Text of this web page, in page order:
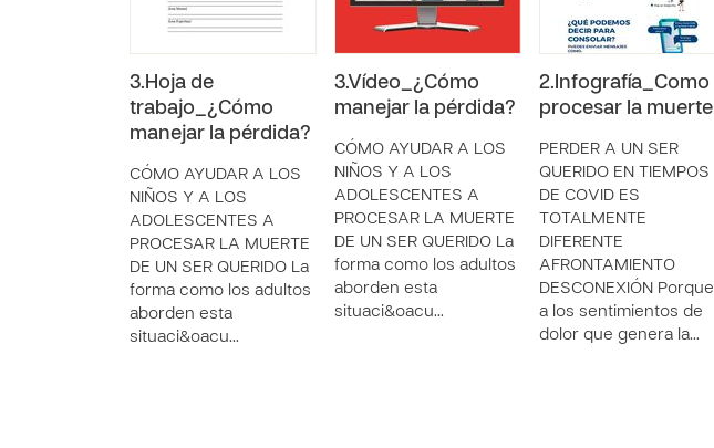
3.Hoja de
trabajo_¿Cómo
manejar la pérdida?
CÓMO AYUDAR A LOS
NIÑOS Y A LOS
ADOLESCENTES A
PROCESAR LA MUERTE
DE UN SER QUERIDO La
forma como los adultos
aborden esta
situaci&oacu…
3.Vídeo_¿Cómo
manejar la pérdida?
CÓMO AYUDAR A LOS
NIÑOS Y A LOS
ADOLESCENTES A
PROCESAR LA MUERTE
DE UN SER QUERIDO La
forma como los adultos
aborden esta
situaci&oacu…
2.Infografía_Como
procesar la muerte
PERDER A UN SER
QUERIDO EN TIEMPOS
DE COVID ES
TOTALMENTE
DIFERENTE
AFRONTAMIENTO
DESCONEXIÓN Porque
a los sentimientos de
dolor que genera la…